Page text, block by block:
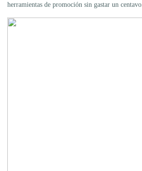
herramientas de promoción sin gastar un centavo.